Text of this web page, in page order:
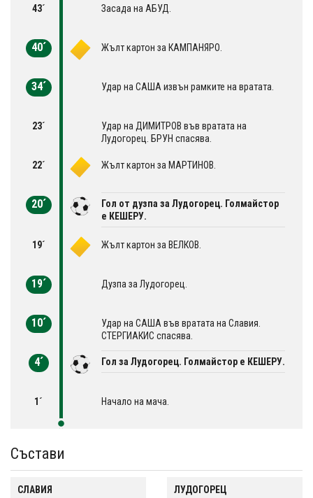
43´ Засада на АБУД.
40´ Жълт картон за КАМПАНЯРО.
34´ Удар на САША извън рамките на вратата.
23´
Удар на ДИМИТРОВ във вратата на
Лудогорец. БРУН спасява.
22´ Жълт картон за МАРТИНОВ.
20´
Гол от дузпа за Лудогорец. Голмайстор
е КЕШЕРУ.
19´ Жълт картон за ВЕЛКОВ.
19´ Дузпа за Лудогорец.
10´
Удар на САША във вратата на Славия.
СТЕРГИАКИС спасява.
4´ Гол за Лудогорец. Голмайстор е КЕШЕРУ.
1´ Начало на мача.
Състави
СЛАВИЯ ЛУДОГОРЕЦ